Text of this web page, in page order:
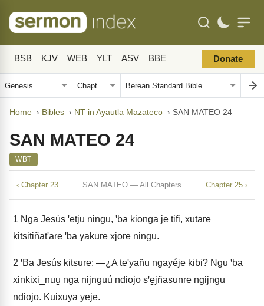
BSB KJV WEB YLT ASV BBE Donate
Home › Bibles › NT in Ayautla Mazateco › SAN MATEO 24
SAN MATEO 24
WBT
‹ Chapter 23 SAN MATEO — All Chapters Chapter 25 ›
1 Nga Jesús ꞌetju ningu, ꞌba kionga je tifi, xutare
kitsitiñatꞌare ꞌba yakure xjore ningu.
2 ꞌBa Jesús kitsure: —¿A teꞌyañu ngayéje kibi? Ngu ꞌba
xinkixi_nuu̱ nga nijnguú ndiojo sꞌe̱jñasunre ngijngu
ndiojo. Kuixuya yeje.